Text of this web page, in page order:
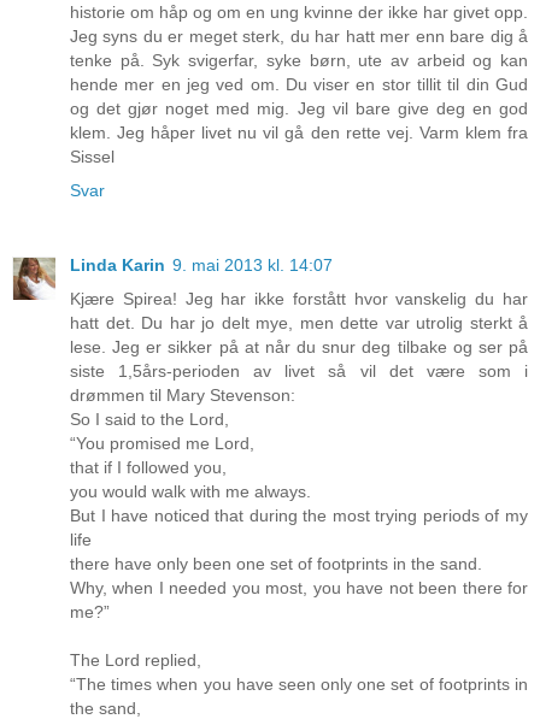
historie om håp og om en ung kvinne der ikke har givet opp.
Jeg syns du er meget sterk, du har hatt mer enn bare dig å
tenke på. Syk svigerfar, syke børn, ute av arbeid og kan
hende mer en jeg ved om. Du viser en stor tillit til din Gud
og det gjør noget med mig. Jeg vil bare give deg en god
klem. Jeg håper livet nu vil gå den rette vej. Varm klem fra
Sissel
Svar
Linda Karin 9. mai 2013 kl. 14:07
Kjære Spirea! Jeg har ikke forstått hvor vanskelig du har
hatt det. Du har jo delt mye, men dette var utrolig sterkt å
lese. Jeg er sikker på at når du snur deg tilbake og ser på
siste 1,5års-perioden av livet så vil det være som i
drømmen til Mary Stevenson:
So I said to the Lord,
“You promised me Lord,
that if I followed you,
you would walk with me always.
But I have noticed that during the most trying periods of my
life
there have only been one set of footprints in the sand.
Why, when I needed you most, you have not been there for
me?”
The Lord replied,
“The times when you have seen only one set of footprints in
the sand,